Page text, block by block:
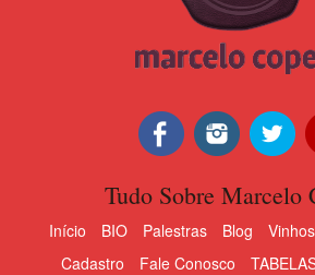
Tudo Sobre Marcelo
Início BIO Palestras Blog Vinhos
Cadastro
Fale Conosco